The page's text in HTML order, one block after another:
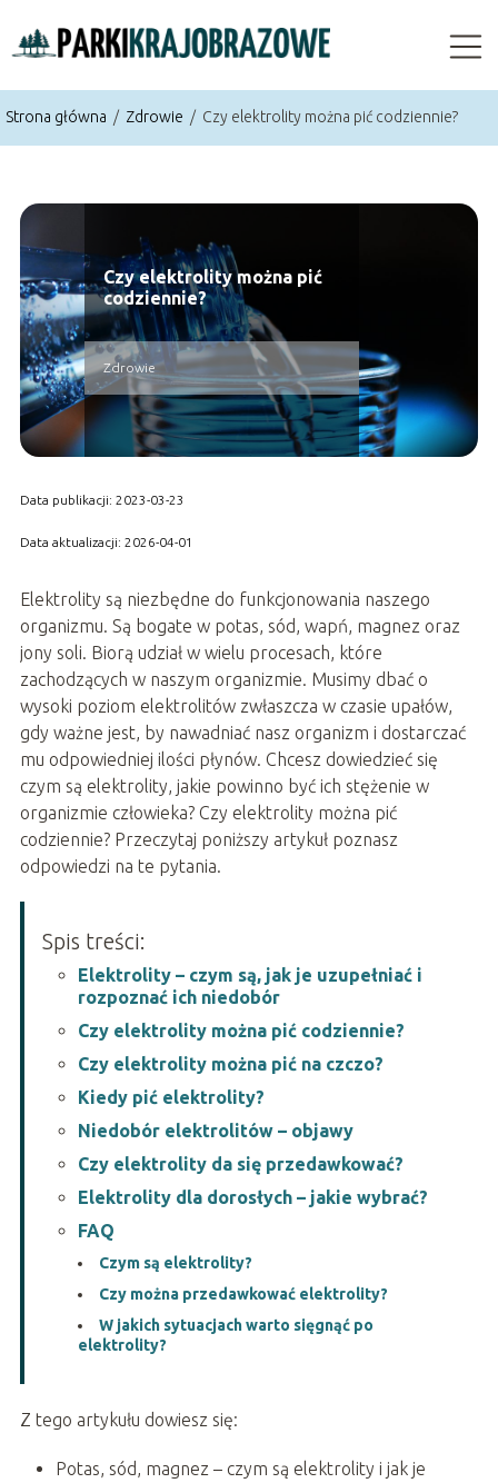
Strona główna / Zdrowie / Czy elektrolity można pić codziennie?
Czy elektrolity można pić
codziennie?
Zdrowie
Data publikacji: 2023-03-23
Data aktualizacji: 2026-04-01
Elektrolity są niezbędne do funkcjonowania naszego
organizmu. Są bogate w potas, sód, wapń, magnez oraz
jony soli. Biorą udział w wielu procesach, które
zachodzących w naszym organizmie. Musimy dbać o
wysoki poziom elektrolitów zwłaszcza w czasie upałów,
gdy ważne jest, by nawadniać nasz organizm i dostarczać
mu odpowiedniej ilości płynów. Chcesz dowiedzieć się
czym są elektrolity, jakie powinno być ich stężenie w
organizmie człowieka? Czy elektrolity można pić
codziennie? Przeczytaj poniższy artykuł poznasz
odpowiedzi na te pytania.
Spis treści:
Elektrolity – czym są, jak je uzupełniać i
rozpoznać ich niedobór
Czy elektrolity można pić codziennie?
Czy elektrolity można pić na czczo?
Kiedy pić elektrolity?
Niedobór elektrolitów – objawy
Czy elektrolity da się przedawkować?
Elektrolity dla dorosłych – jakie wybrać?
FAQ
Czym są elektrolity?
Czy można przedawkować elektrolity?
W jakich sytuacjach warto sięgnąć po
elektrolity?
Z tego artykułu dowiesz się:
Potas, sód, magnez – czym są elektrolity i jak je